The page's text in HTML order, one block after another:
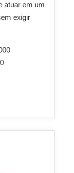
atuar em um
exigir